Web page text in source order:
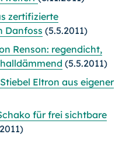
zertifizierte
Danfoss (5.5.2011)
Renson: regendicht,
(5.5.2011)
Eltron aus eigener
für frei sichtbare